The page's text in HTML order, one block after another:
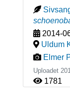
2014-
Uldum
Elmer
Uploadet
1781